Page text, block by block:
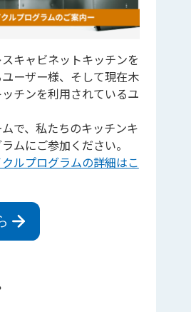
キャビネットキッチンを
ーザー様、そして現在木
チンを利用されているユ
で、私たちのキッチンキ
ムにご参加ください。
ルプログラムの詳細はこ